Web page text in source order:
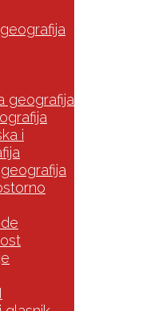
geografija
i